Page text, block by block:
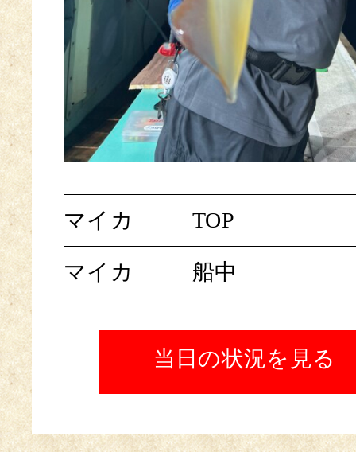
マイカ TOP
マイカ 船中
当日の状況を見る